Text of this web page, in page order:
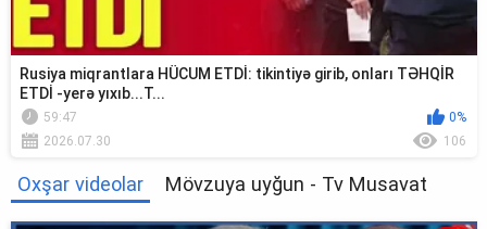
Rusiya miqrantlara HÜCUM ETDİ: tikintiyə girib, onları TƏHQİR
ETDİ -yerə yıxıb...T...
59:47
0%
2026.07.30
106
Oxşar videolar Mövzuya uyğun - Tv Musavat